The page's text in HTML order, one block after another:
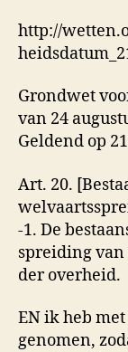
http://
Grondwet
van 24
Geldend op
Art. 20.
-1. De
spreiding
der overheid.
EN ik heb
genomen,